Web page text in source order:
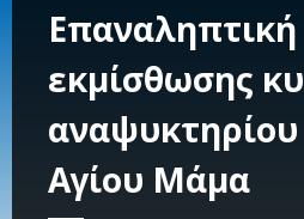
εκμίσθωσης
Αγίου Μάμα